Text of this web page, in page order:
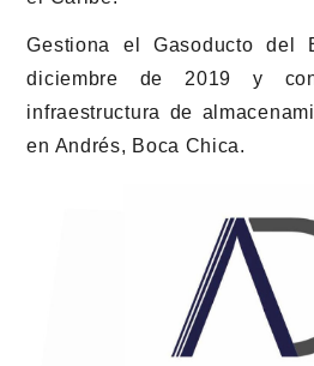
Gestiona el Gasoducto del
diciembre de 2019 y
infraestructura de
en Andrés, Boca Chica.